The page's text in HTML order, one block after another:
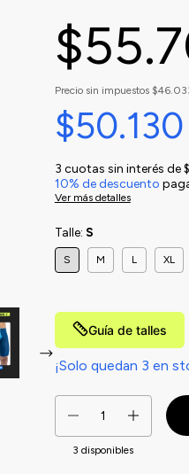
Precio sin impuestos
$50.130
3 cuotas sin interés de
10% de descuento
Ver más detalles
Talle: S
S M L XL
Guía de talles
¡Solo quedan 3 en
3 disponibles